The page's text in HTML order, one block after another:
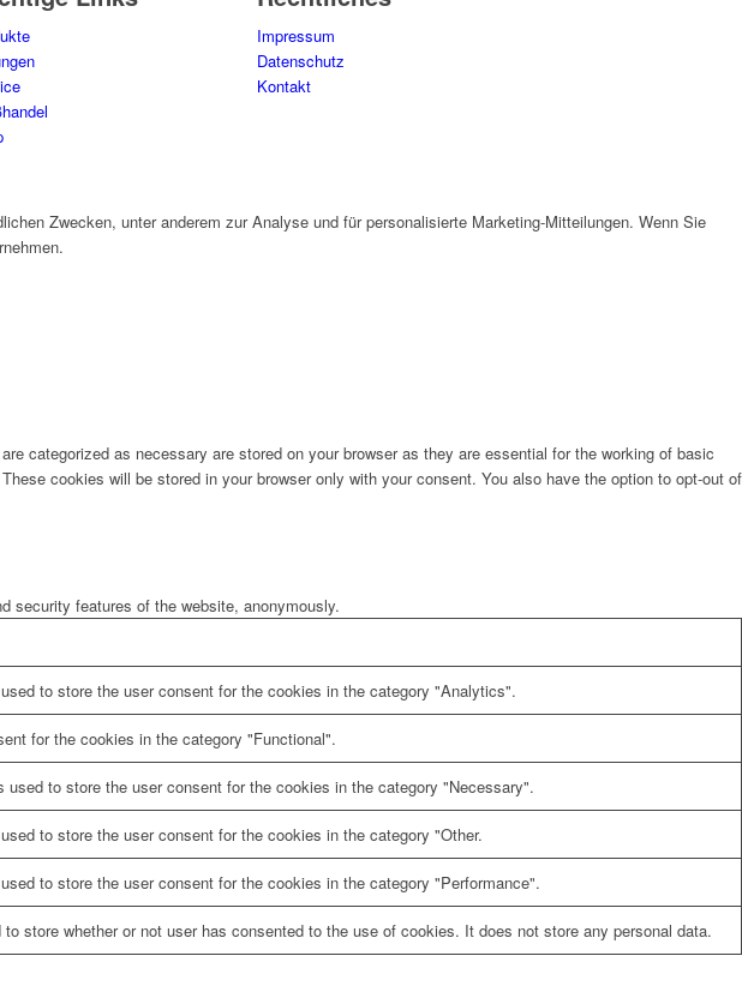
Impressum
Datenschutz
Kontakt
Zwecken, unter anderem zur Analyse und für personalisierte Marketing-Mitteilungen. Wenn Sie
categorized as necessary are stored on your browser as they are essential for the working of basic
cookies will be stored in your browser only with your consent. You also have the option to opt-out of
security features of the website, anonymously.
to store the user consent for the cookies in the category "Analytics".
for the cookies in the category "Functional".
to store the user consent for the cookies in the category "Necessary".
to store the user consent for the cookies in the category "Other.
to store the user consent for the cookies in the category "Performance".
store whether or not user has consented to the use of cookies. It does not store any personal data.